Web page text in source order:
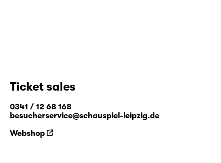
Ticket sales
0341 / 12 68 168
besucherservice@schauspiel-leipzig.de
Webshop